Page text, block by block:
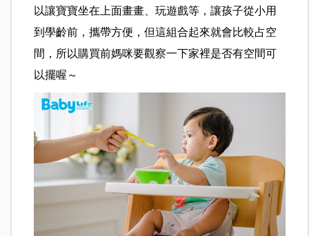
以讓寶寶坐在上面畫畫、玩遊戲等，讓孩子從小用
到學齡前，攜帶方便，但這組合起來就會比較占空
間，所以購買前媽咪要觀察一下家裡是否有空間可
以擺喔～